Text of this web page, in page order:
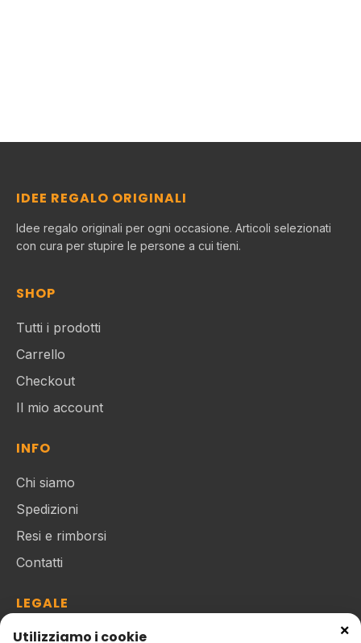
IDEE REGALO ORIGINALI
Idee regalo originali per ogni occasione. Articoli selezionati
con cura per stupire le persone a cui tieni.
SHOP
Tutti i prodotti
Carrello
Checkout
Il mio account
INFO
Chi siamo
Spedizioni
Resi e rimborsi
Contatti
LEGALE
Privacy policy ×
Utilizziamo i cookie